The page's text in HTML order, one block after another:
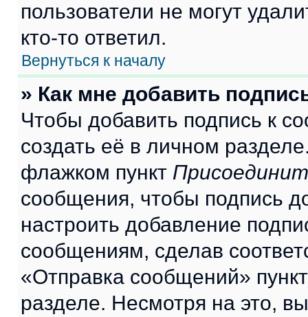
пользователи не могут
кто-то ответил.
Вернуться к началу
» Как мне добавить
Чтобы добавить подпись к
создать её в личном
флажком пункт
сообщения, чтобы подпись
настроить добавление
сообщениям, сделав
«Отправка сообщений»
разделе. Несмотря на это,